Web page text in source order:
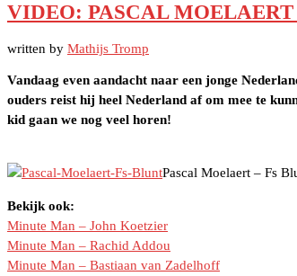
VIDEO: PASCAL
written by Mathijs Tromp
Vandaag even aandacht naar een jonge
ouders reist hij heel Nederland af om mee te
kid gaan we nog veel horen!
Pascal Moelaert – Fs
Bekijk ook:
Minute Man – John Koetzier
Minute Man – Rachid Addou
Minute Man – Bastiaan van Zadelhoff